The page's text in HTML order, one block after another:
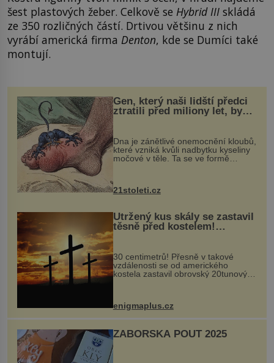
šest plastových žeber. Celkově se Hybrid III skládá
ze 350 rozličných částí. Drtivou většinu z nich
vyrábí americká firma Denton, kde se Dumíci také
montují.
Gen, který naši lidští předci
ztratili před miliony let, by
mohl pomoci s léčbou
„nemoci králů“
Dna je zánětlivé onemocnění kloubů,
které vzniká kvůli nadbytku kyseliny
močové v těle. Ta se ve formě
nohou, a způsobuje bole...
21stoleti.cz
Utržený kus skály se zastavil
těsně před kostelem!
Ochránila ho boží síla?
30 centimetrů! Přesně v takové
vzdálenosti se od amerického
kostela zastavil obrovský 20tunový
...
enigmaplus.cz
ZÁBOŘSKÁ POUŤ 2025